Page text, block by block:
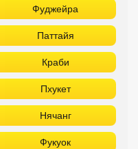
Фуджейра
Паттайя
Краби
Пхукет
Нячанг
Фукуок